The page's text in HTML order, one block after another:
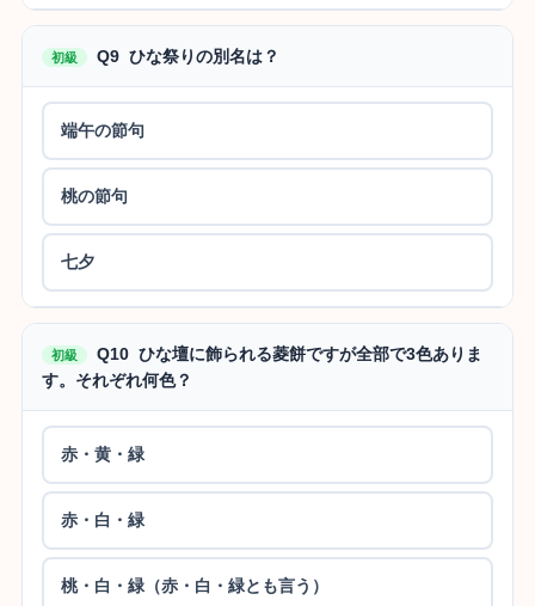
初級 Q9 ひな祭りの別名は？
端午の節句
桃の節句
七夕
初級
Q10 ひな壇に飾られる菱餅ですが全部で3色ありま
す。それぞれ何色？
赤・黄・緑
赤・白・緑
桃・白・緑（赤・白・緑とも言う）